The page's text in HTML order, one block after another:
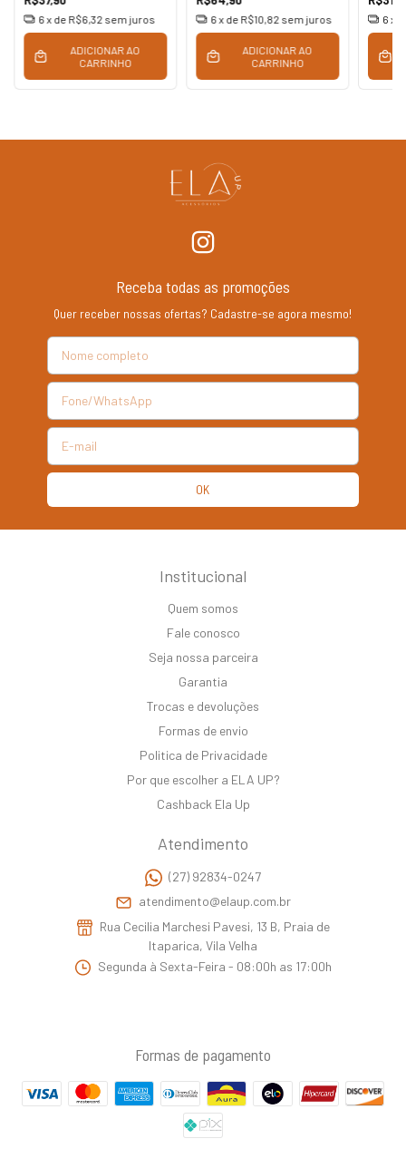
6x de R$6,32 sem juros
ADICIONAR AO
CARRINHO
6x de R$10,82 sem juros
ADICIONAR AO
CARRINHO
6 x
Receba todas as promoções
Quer receber nossas ofertas? Cadastre-se agora mesmo!
Institucional
Quem somos
Fale conosco
Seja nossa parceira
Garantia
Trocas e devoluções
Formas de envio
Politica de Privacidade
Por que escolher a ELA UP?
Cashback Ela Up
Atendimento
(27) 92834-0247
atendimento@elaup.com.br
Rua Cecilia Marchesi Pavesi, 13 B, Praia de
Itaparica, Vila Velha
Segunda à Sexta-Feira - 08:00h as 17:00h
Formas de pagamento